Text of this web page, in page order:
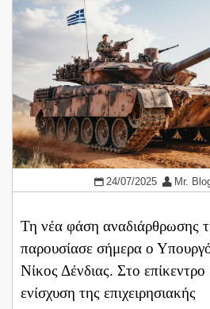
24/07/2025 Mr.
Τη νέα φάση αναδιάρθρωσης
παρουσίασε σήμερα ο
Νίκος Δένδιας. Στο επίκεντρο
ενίσχυση της επιχειρησιακής